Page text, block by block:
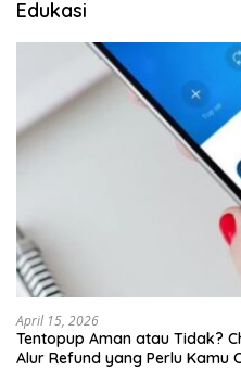
Edukasi
April 15, 2026
Tentopup Aman atau Tidak?
Alur Refund yang Perlu Kamu